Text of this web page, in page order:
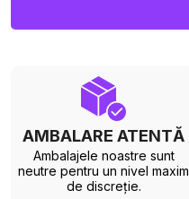
AMBALARE ATENTĂ
Ambalajele noastre sunt
neutre pentru un nivel maxim
de discreție.